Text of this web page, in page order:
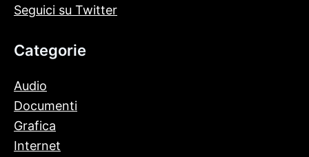
Seguici su Twitter
Categorie
Audio
Documenti
Grafica
Internet